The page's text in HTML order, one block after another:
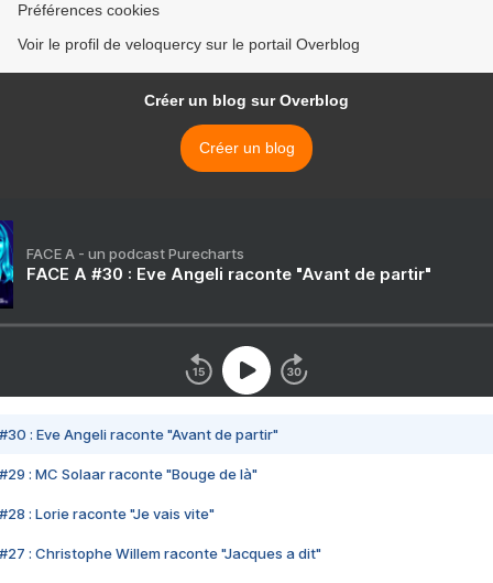
Préférences cookies
Voir le profil de veloquercy sur le portail Overblog
Créer un blog sur Overblog
Créer un blog
FACE A - un podcast Purecharts
FACE A #30 : Eve Angeli raconte "Avant de partir"
#30 : Eve Angeli raconte "Avant de partir"
#29 : MC Solaar raconte "Bouge de là"
#28 : Lorie raconte "Je vais vite"
#27 : Christophe Willem raconte "Jacques a dit"